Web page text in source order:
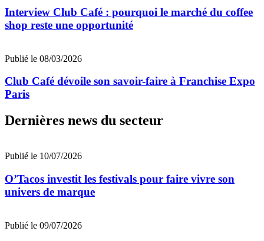
Interview Club Café : pourquoi le marché du coffee
shop reste une opportunité
Publié le 08/03/2026
Club Café dévoile son savoir-faire à Franchise Expo
Paris
Dernières news du secteur
Publié le 10/07/2026
O’Tacos investit les festivals pour faire vivre son
univers de marque
Publié le 09/07/2026